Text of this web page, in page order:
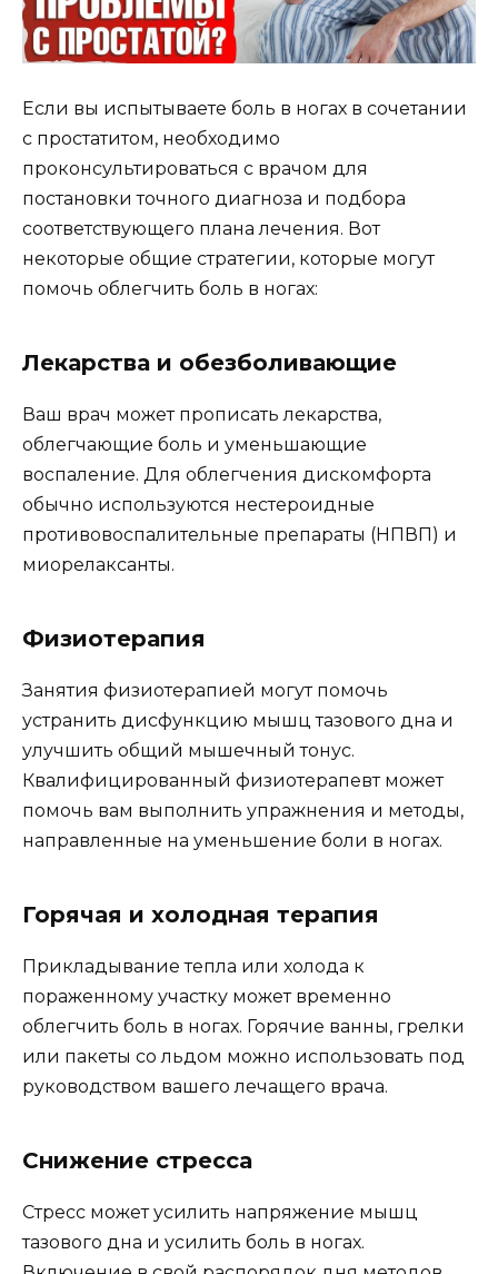
Если вы испытываете боль в ногах в сочетании
с простатитом, необходимо
проконсультироваться с врачом для
постановки точного диагноза и подбора
соответствующего плана лечения. Вот
некоторые общие стратегии, которые могут
помочь облегчить боль в ногах:
Лекарства и обезболивающие
Ваш врач может прописать лекарства,
облегчающие боль и уменьшающие
воспаление. Для облегчения дискомфорта
обычно используются нестероидные
противовоспалительные препараты (НПВП) и
миорелаксанты.
Физиотерапия
Занятия физиотерапией могут помочь
устранить дисфункцию мышц тазового дна и
улучшить общий мышечный тонус.
Квалифицированный физиотерапевт может
помочь вам выполнить упражнения и методы,
направленные на уменьшение боли в ногах.
Горячая и холодная терапия
Прикладывание тепла или холода к
пораженному участку может временно
облегчить боль в ногах. Горячие ванны, грелки
или пакеты со льдом можно использовать под
руководством вашего лечащего врача.
Снижение стресса
Стресс может усилить напряжение мышц
тазового дна и усилить боль в ногах.